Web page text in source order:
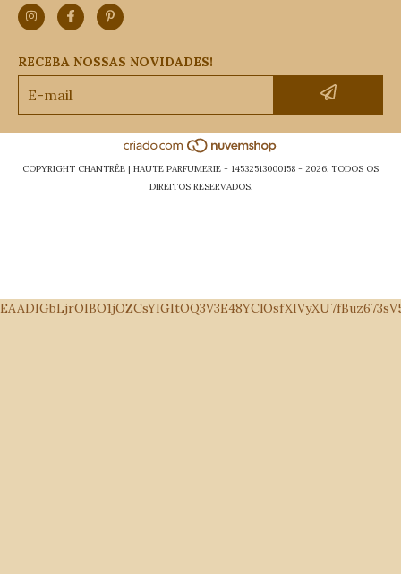
RECEBA NOSSAS NOVIDADES!
COPYRIGHT CHANTRÊE | HAUTE PARFUMERIE - 14532513000158 - 2026. TODOS OS
DIREITOS RESERVADOS.